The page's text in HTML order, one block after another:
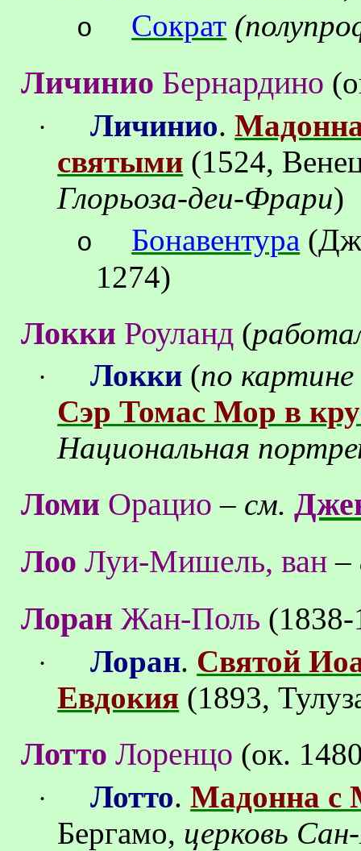
o Сократ
Личинио Бернардино
· Личинио.
святыми (1524,
Глорьоза-деи-Фрари)
o Бонавентура
1274)
Локки Роуланд (
· Локки (по картине
Сэр Томас Мор в
Национальная
Ломи Орацио – см.
Лоо Луи-Мишель, ван –
Лоран Жан-Поль
· Лоран. Святой
Евдокия (1893,
Лотто Лоренцо (ок.
· Лотто.Мадонна с
Бергамо, церковь